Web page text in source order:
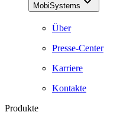
MobiSystems
Über
Presse-Center
Karriere
Kontakte
Produkte